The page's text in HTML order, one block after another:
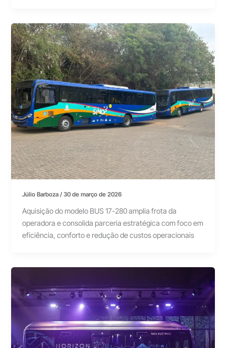
Júlio Barboza/30 de março de 2026
Aquisição do modelo BUS 17-280 amplia frota da
operadora e consolida parceria estratégica com foco em
eficiência, conforto e redução de custos operacionais